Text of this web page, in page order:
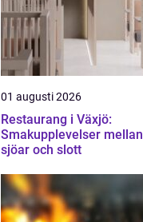
01 augusti 2026
Restaurang i Växjö:
Smakupplevelser mellan
sjöar och slott